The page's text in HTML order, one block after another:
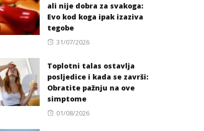
ali nije dobra za svakoga:
Evo kod koga ipak izaziva
tegobe
Posted
31/07/2026
Toplotni talas ostavlja
posljedice i kada se završi:
Obratite pažnju na ove
simptome
Posted
01/08/2026